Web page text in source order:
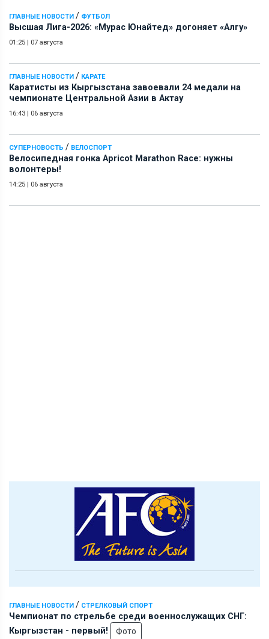
ГЛАВНЫЕ НОВОСТИ / ФУТБОЛ
Высшая Лига-2026: «Мурас Юнайтед» догоняет «Алгу»
01:25 07 августа
ГЛАВНЫЕ НОВОСТИ / КАРАТЕ
Каратисты из Кыргызстана завоевали 24 медали на
чемпионате Центральной Азии в Актау
16:43 06 августа
СУПЕРНОВОСТЬ / ВЕЛОСПОРТ
Велосипедная гонка Apricot Marathon Race: нужны
волонтеры!
14:25 06 августа
ГЛАВНЫЕ НОВОСТИ / СТРЕЛКОВЫЙ СПОРТ
Чемпионат по стрельбе среди военнослужащих СНГ:
Кыргызстан - первый!
Фото